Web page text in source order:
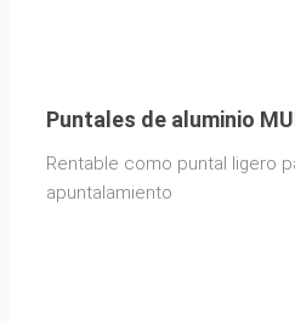
Puntales de aluminio
Rentable como puntal ligero
apuntalamiento